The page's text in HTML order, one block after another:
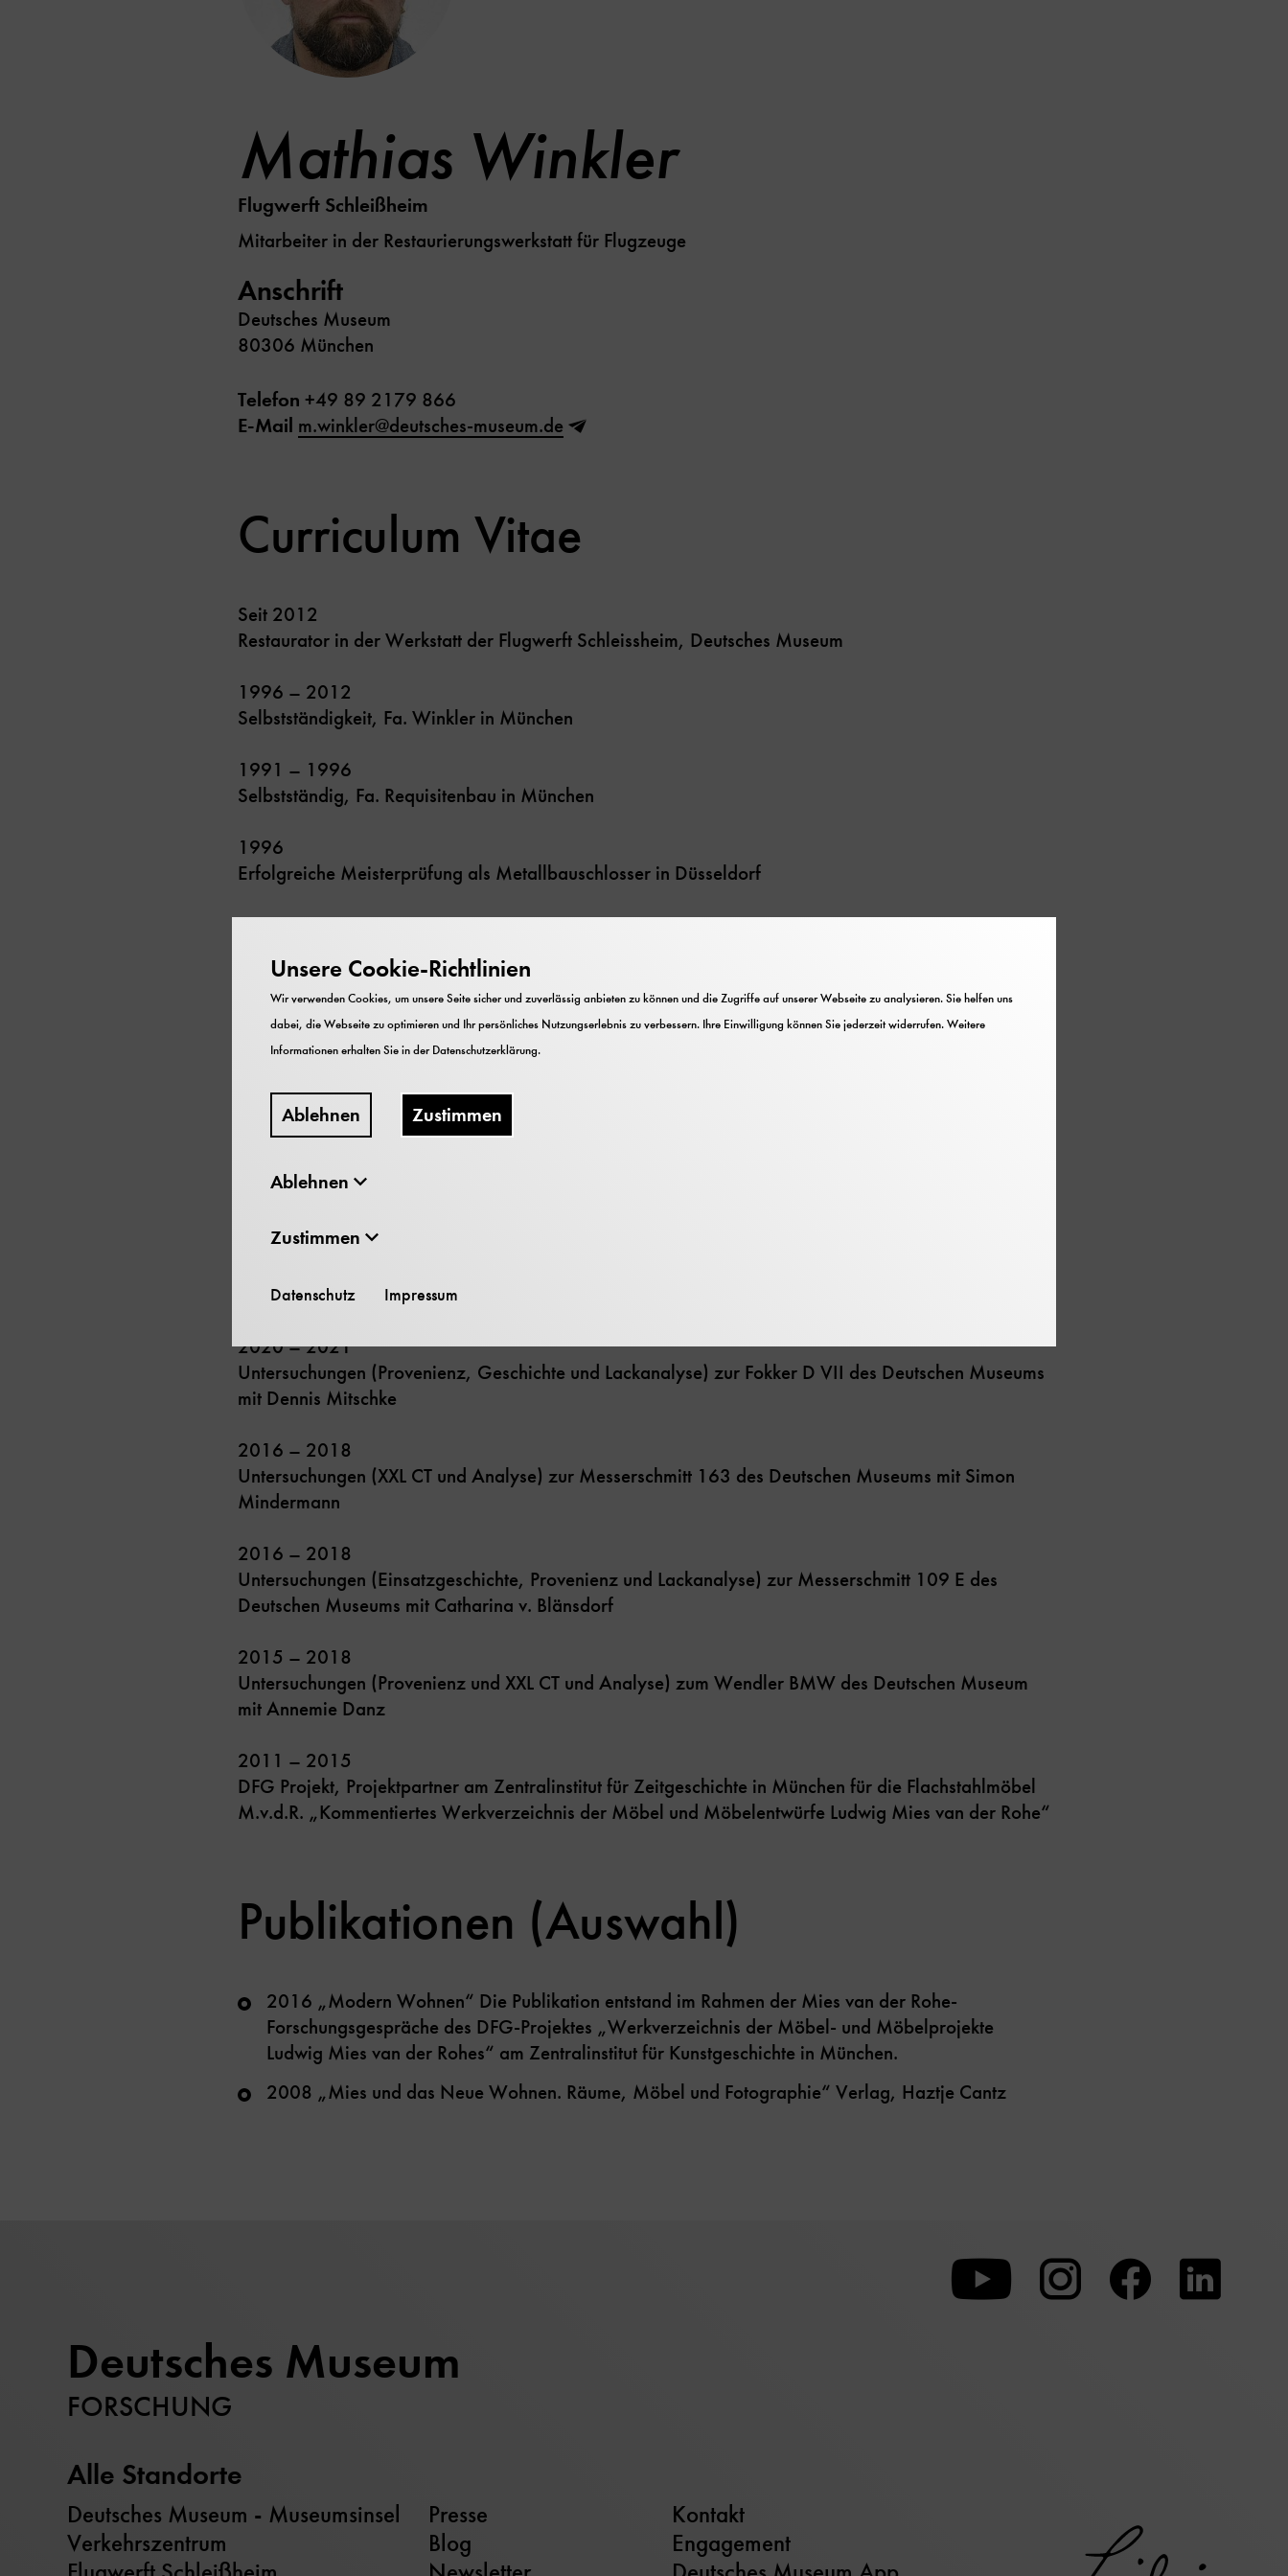
Mathias Winkler
Flugwerft Schleißheim
Mitarbeiter in der Restaurierungswerkstatt für Flugzeuge
Anschrift
Deutsches Museum
80306 München
Telefon +49 89 2179 866
E-Mail m.winkler@deutsches-museum.de
Curriculum Vitae
Seit 2012
Restaurator in der Werkstatt der Flugwerft Schleissheim, Deutsches Museum
1996 – 2012
Selbstständigkeit, Fa. Winkler in München
1991 – 1996
Selbstständig, Fa. Requisitenbau in München
1996
Erfolgreiche Meisterprüfung als Metallbauschlosser in Düsseldorf
1988 – 1991
Handwerk
1981 – 1984
Ausbildung zum Kunst und Metallbauschlosser in Ebersberg, Abschluss in München
Ausstellungen / Projekte
Seit 2020
Schleissheim, Deutschen Museum
2020 – 2021
Untersuchungen (Provenienz, Geschichte und Lackanalyse) zur Fokker D VII des Deutschen Museums
mit Dennis Mitschke
2016 – 2018
Untersuchungen (XXL CT und Analyse) zur Messerschmitt 163 des Deutschen Museums mit Simon
Mindermann
2016 – 2018
Untersuchungen (Einsatzgeschichte, Provenienz und Lackanalyse) zur Messerschmitt 109 E des
Deutschen Museums mit Catharina v. Blänsdorf
2015 – 2018
Untersuchungen (Provenienz und XXL CT und Analyse) zum Wendler BMW des Deutschen Museum
mit Annemie Danz
2011 – 2015
DFG Projekt, Projektpartner am Zentralinstitut für Zeitgeschichte in München für die Flachstahlmöbel
M.v.d.R. „Kommentiertes Werkverzeichnis der Möbel und Möbelentwürfe Ludwig Mies van der Rohe“
Publikationen (Auswahl)
2016 „Modern Wohnen“ Die Publikation entstand im Rahmen der Mies van der Rohe-
Forschungsgespräche des DFG-Projektes „Werkverzeichnis der Möbel- und Möbelprojekte
Ludwig Mies van der Rohes“ am Zentralinstitut für Kunstgeschichte in München.
2008 „Mies und das Neue Wohnen. Räume, Möbel und Fotographie“ Verlag, Haztje Cantz
Deutsches Museum
FORSCHUNG
Alle Standorte
Deutsches Museum - Museumsinsel
Verkehrszentrum
Presse
Blog
Kontakt
Engagement
Zu
unserer
Zu
unserer
Zu
unserer
Unsere Cookie-Richtlinien
Wir verwenden Cookies, um unsere Seite sicher und zuverlässig anbieten zu können und die Zugriffe auf unserer Webseite zu analysieren. Sie helfen uns
dabei, die Webseite zu optimieren und Ihr persönliches Nutzungserlebnis zu verbessern. Ihre Einwilligung können Sie jederzeit widerrufen. Weitere
Informationen erhalten Sie in derDatenschutzerklärung.
Ablehnen Zustimmen
Ablehnen
Zustimmen
Datenschutz Impressum